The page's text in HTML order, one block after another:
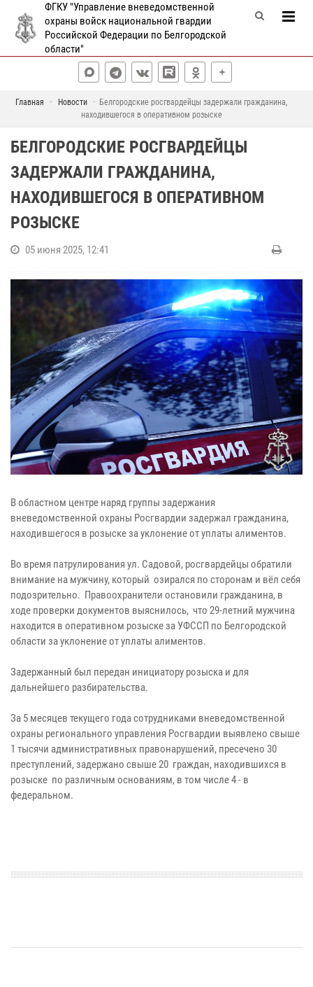
ФГКУ "Управление вневедомственной
охраны войск национальной гвардии
Российской Федерации по Белгородской
области"
Главная Новости
Белгородские росгвардейцы задержали гражданина,
находившегося в оперативном розыске
БЕЛГОРОДСКИЕ РОСГВАРДЕЙЦЫ
ЗАДЕРЖАЛИ ГРАЖДАНИНА,
НАХОДИВШЕГОСЯ В ОПЕРАТИВНОМ
РОЗЫСКЕ
05 июня 2025, 12:41
В областном центре наряд группы задержания
вневедомственной охраны Росгвардии задержал гражданина,
находившегося в розыске за уклонение от уплаты алиментов.
Во время патрулирования ул. Садовой, росгвардейцы обратили
внимание на мужчину, который озирался по сторонам и вёл себя
подозрительно. Правоохранители остановили гражданина, в
ходе проверки документов выяснилось, что 29-летний мужчина
находится в оперативном розыске за УФССП по Белгородской
области за уклонение от уплаты алиментов.
Задержанный был передан инициатору розыска и для
дальнейшего разбирательства.
За 5 месяцев текущего года сотрудниками вневедомственной
охраны регионального управления Росгвардии выявлено свыше
1 тысячи административных правонарушений, пресечено 30
преступлений, задержано свыше 20 граждан, находившихся в
розыске по различным основаниям, в том числе 4 - в
федеральном.